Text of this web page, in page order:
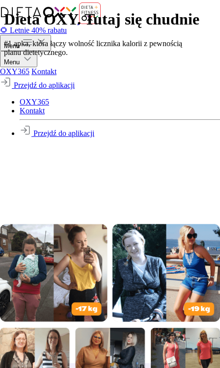
🌻 Letnie 40% rabatu
Menu
Menu
OXY365 Kontakt
Przejdź do aplikacji
OXY365
Kontakt
Przejdź do aplikacji
Dieta OXY. Tutaj się chudnie
#1 apka, która łączy wolność licznika kalorii z pewnością
planu dietetycznego.